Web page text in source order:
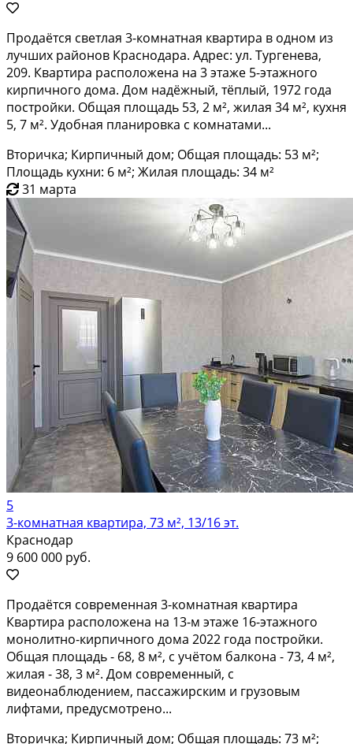
Продаётся светлая 3-комнатная квартира в одном из
лучших районов Краснодара. Адрес: ул. Тургенева,
209. Квартира расположена на 3 этаже 5-этажного
кирпичного дома. Дом надёжный, тёплый, 1972 года
постройки. Общая площадь 53, 2 м², жилая 34 м², кухня
5, 7 м². Удобная планировка с комнатами...
Вторичка; Кирпичный дом; Общая площадь: 53 м²;
Площадь кухни: 6 м²; Жилая площадь: 34 м²
31 марта
5
3-комнатная квартира, 73 м², 13/16 эт.
Краснодар
9 600 000 руб.
Продаётся современная 3-комнатная квартира
Квартира расположена на 13-м этаже 16-этажного
монолитно-кирпичного дома 2022 года постройки.
Общая площадь - 68, 8 м², с учётом балкона - 73, 4 м²,
жилая - 38, 3 м². Дом современный, с
видеонаблюдением, пассажирским и грузовым
лифтами, предусмотрено...
Вторичка; Кирпичный дом; Общая площадь: 73 м²;